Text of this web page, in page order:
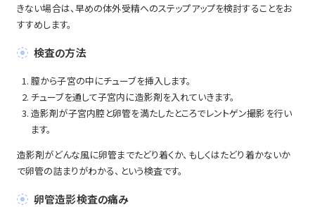
きない場合は、早めの体外受精へのステップアップを検討することをお
すすめします。
検査の方法
膣から子宮の中にチューブを挿入します。
チューブを通して子宮内に造影剤を入れていきます。
造影剤が子宮内腔と卵管を満たしたところでレントゲン撮影を行い
ます。
造影剤がどんな風に卵管までたどり着くか、もしくはたどり着かないか
で卵管の詰まりがわかる、という検査です。
卵管造影検査の痛み